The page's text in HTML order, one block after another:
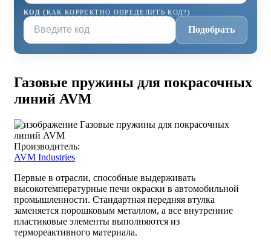
КОД (КАК КОРРЕКТНО ОПРЕДЕЛИТЬ КОД?)
Подобрать
Газовые пружины для покрасочных
линий AVM
Производитель:
AVM Industries
Первые в отрасли, способные выдерживать
высокотемпературные печи окраски в автомобильной
промышленности. Стандартная передняя втулка
заменяется порошковым металлом, а все внутренние
пластиковые элементы выполняются из
термореактивного материала.